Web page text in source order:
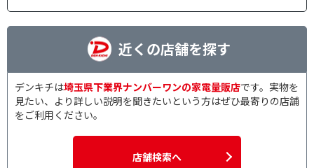
近くの店舗を探す
デンキチは埼玉県下業界ナンバーワンの家電量販店です。実物を
見たい、より詳しい説明を聞きたいという方はぜひ最寄りの店舗
をご利用ください。
店舗検索へ